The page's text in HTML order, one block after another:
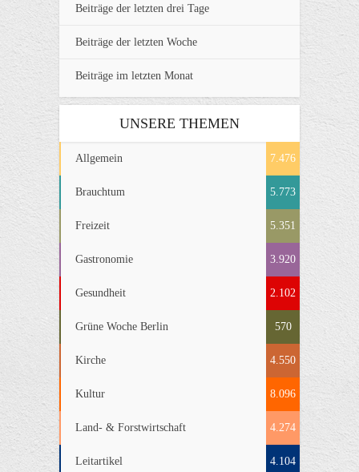
Beiträge der letzten drei Tage
Beiträge der letzten Woche
Beiträge im letzten Monat
UNSERE THEMEN
Allgemein 7.476
Brauchtum 5.773
Freizeit 5.351
Gastronomie 3.920
Gesundheit 2.102
Grüne Woche Berlin 570
Kirche 4.550
Kultur 8.096
Land- & Forstwirtschaft 4.274
Leitartikel 4.104